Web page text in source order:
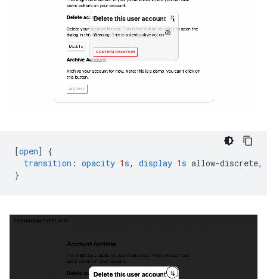
[open]
{
transition : opacity 1s, display 1s allow-discrete,
}